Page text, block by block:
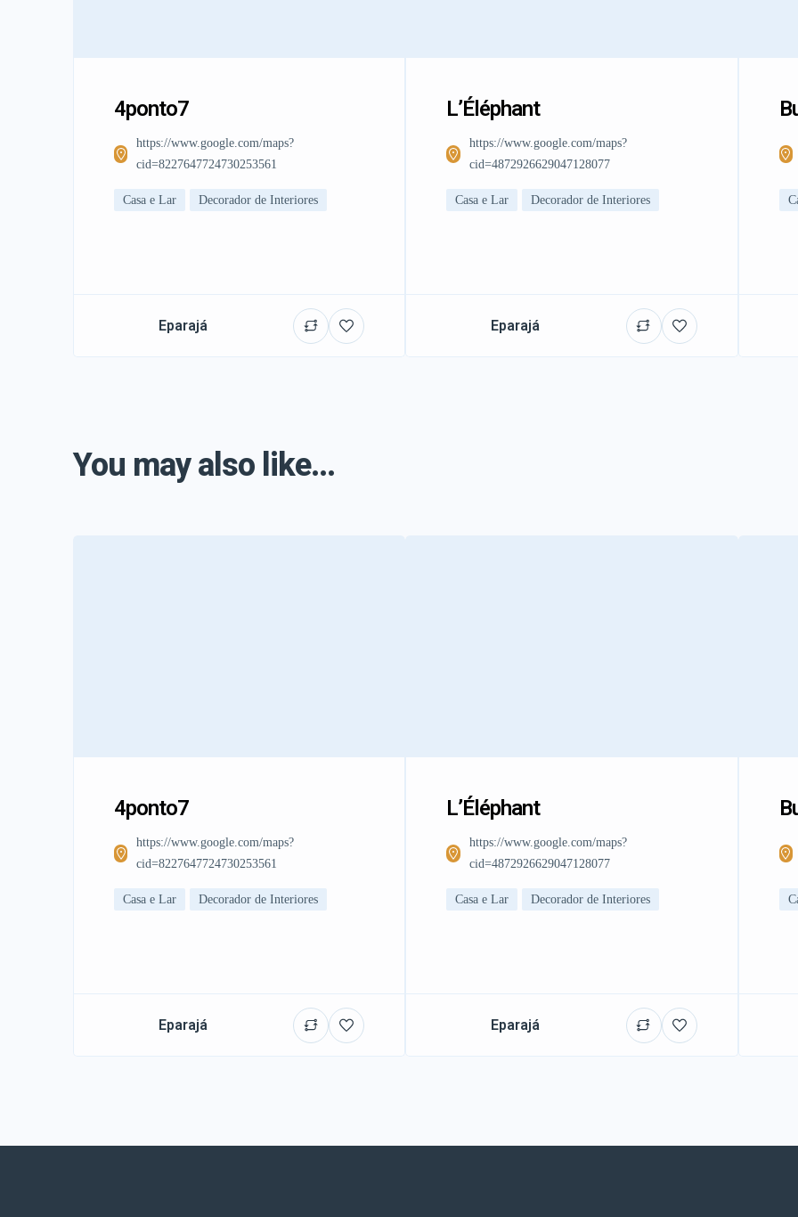
4ponto7
https://www.google.com/maps?
cid=8227647724730253561
Casa e Lar Decorador de Interiores
Eparajá
L’Éléphant
https://www.google.com/maps?
cid=4872926629047128077
Casa e Lar Decorador de Interiores
Eparajá
You may also like...
4ponto7
https://www.google.com/maps?
cid=8227647724730253561
Casa e Lar Decorador de Interiores
Eparajá
L’Éléphant
https://www.google.com/maps?
cid=4872926629047128077
Casa e Lar Decorador de Interiores
Eparajá